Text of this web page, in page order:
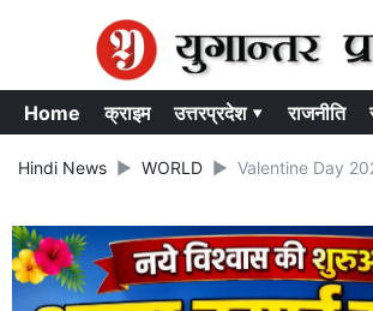
Home क्राइम उत्तरप्रदेश ▾ राजनीति
Hindi News WORLD Valentine Day